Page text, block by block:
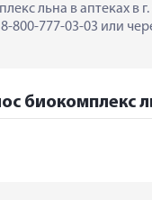
льна в аптеках в
777-03-03 или
биокомплекс